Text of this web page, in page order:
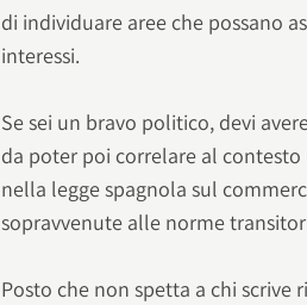
di individuare aree che possano
interessi.
Se sei un bravo politico, devi
da poter poi correlare al
nella legge spagnola sul
sopravvenute alle norme
Posto che non spetta a chi